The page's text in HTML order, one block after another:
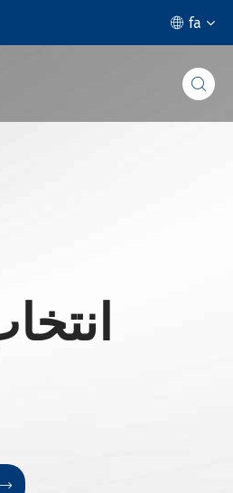
 fa

